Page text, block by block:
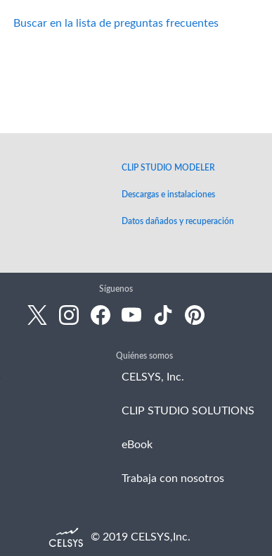
Buscar en la lista de preguntas frecuentes
CLIP STUDIO MODELER
Descargas e instalaciones
Datos dañados y recuperación
Síguenos
Quiénes somos
CELSYS, Inc.
CLIP STUDIO SOLUTIONS
eBook
Trabaja con nosotros
© 2019 CELSYS,Inc.